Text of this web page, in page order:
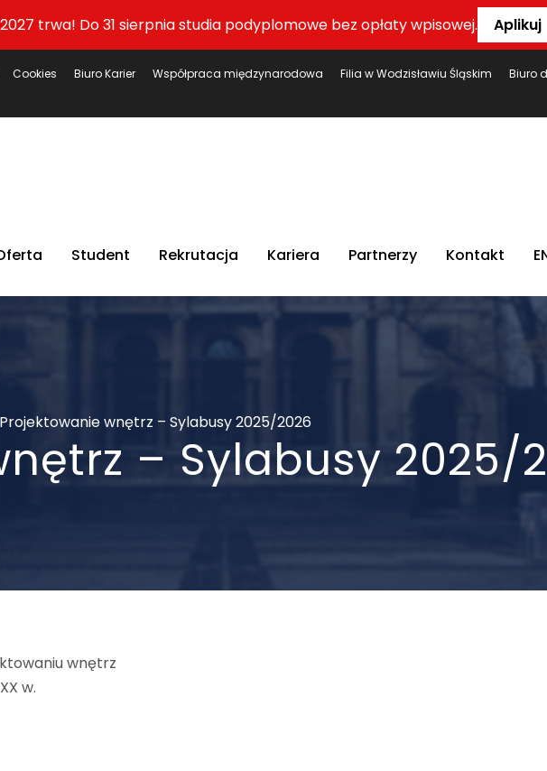
trwa! Do 31 sierpnia studia podyplomowe bez opłaty wpisowej. Aplikuj
Cookies Biuro Karier Współpraca międzynarodowa Filia w Wodzisławiu Śląskim Biuro
Student Rekrutacja Kariera Partnerzy Kontakt
Projektowanie wnętrz – Sylabusy 2025/2026
– Sylabusy 2025/
wnętrz
w.